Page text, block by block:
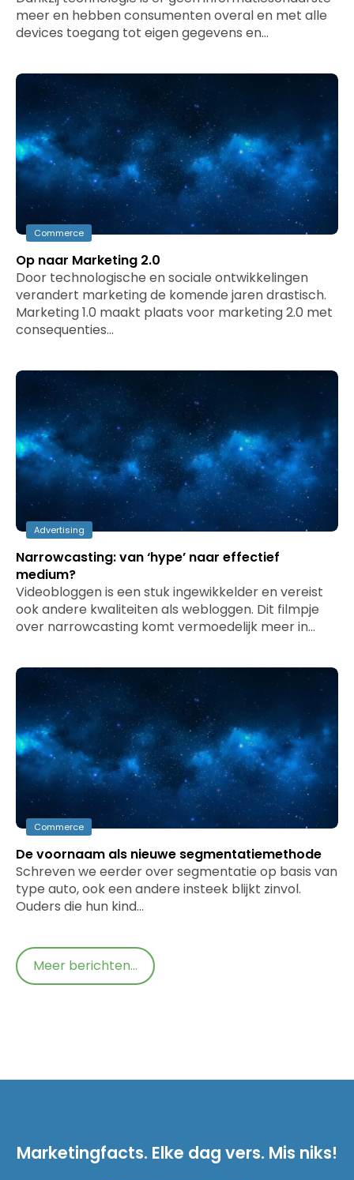
meer en hebben consumenten overal en met alle
devices toegang tot eigen gegevens en…
Commerce
Op naar Marketing 2.0
Door technologische en sociale ontwikkelingen
verandert marketing de komende jaren drastisch.
Marketing 1.0 maakt plaats voor marketing 2.0 met
consequenties…
Advertising
Narrowcasting: van ‘hype’ naar effectief
medium?
Videobloggen is een stuk ingewikkelder en vereist
ook andere kwaliteiten als webloggen. Dit filmpje
over narrowcasting komt vermoedelijk meer in…
Commerce
De voornaam als nieuwe segmentatiemethode
Schreven we eerder over segmentatie op basis van
type auto, ook een andere insteek blijkt zinvol.
Ouders die hun kind…
Meer berichten...
Marketingfacts. Elke dag vers. Mis niks!